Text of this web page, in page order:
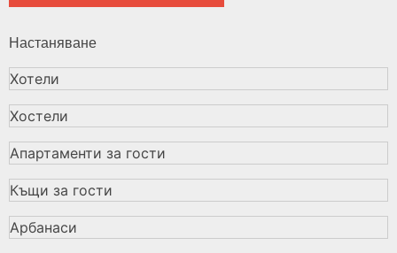
Настаняване
Хотели
Хостели
Апартаменти за гости
Къщи за гости
Арбанаси